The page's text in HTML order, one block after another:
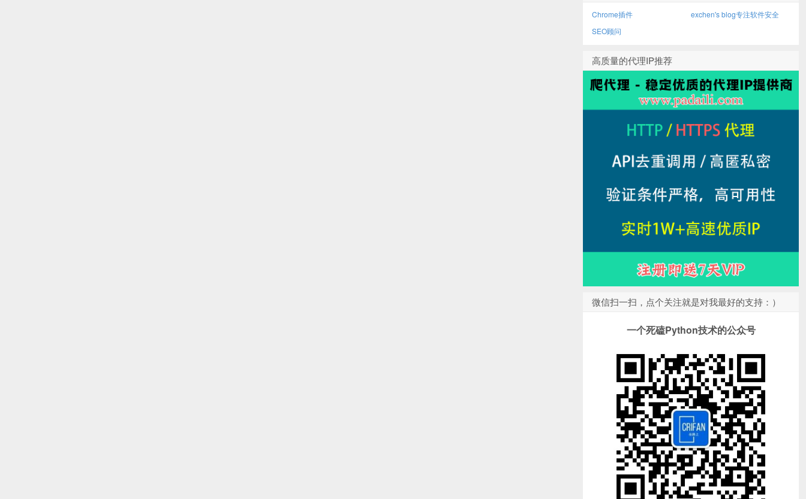
Chrome插件
exchen's blog专注软件安全
SEO顾问
高质量的代理IP推荐
微信扫一扫，点个关注就是对我最好的支持：）
一个死磕Python技术的公众号